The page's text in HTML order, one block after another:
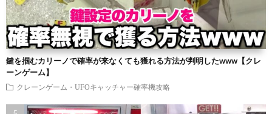
鍵を掴むカリーノで確率が来なくても獲れる方法が判明したwww【クレ
ーンゲーム】
クレーンゲーム・UFOキャッチャー確率機攻略